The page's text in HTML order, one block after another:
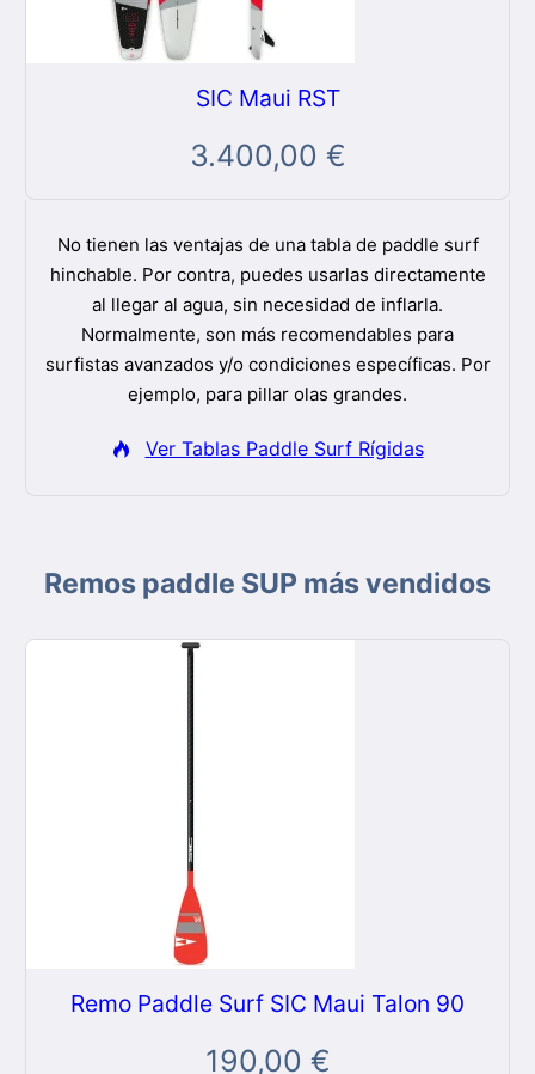
SIC Maui RST
3.400,00 €
No tienen las ventajas de una tabla de paddle surf
hinchable. Por contra, puedes usarlas directamente
al llegar al agua, sin necesidad de inflarla.
Normalmente, son más recomendables para
surfistas avanzados y/o condiciones específicas. Por
ejemplo, para pillar olas grandes.
Ver Tablas Paddle Surf Rígidas
Remos paddle SUP más vendidos
Remo Paddle Surf SIC Maui Talon 90
190,00 €